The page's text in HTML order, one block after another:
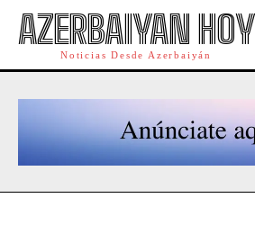
AZERBAIYAN HOY
Noticias Desde Azerbaiyán